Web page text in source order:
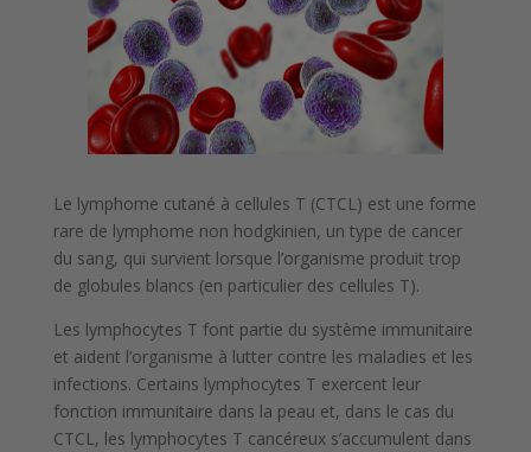
Le lymphome cutané à cellules T (CTCL) est une forme
rare de lymphome non hodgkinien, un type de cancer
du sang, qui survient lorsque l’organisme produit trop
de globules blancs (en particulier des cellules T).
Les lymphocytes T font partie du système immunitaire
et aident l’organisme à lutter contre les maladies et les
infections. Certains lymphocytes T exercent leur
fonction immunitaire dans la peau et, dans le cas du
CTCL, les lymphocytes T cancéreux s’accumulent dans